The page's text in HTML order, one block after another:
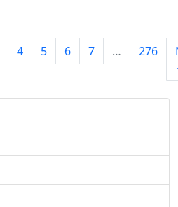
4 5 6 7 … 276